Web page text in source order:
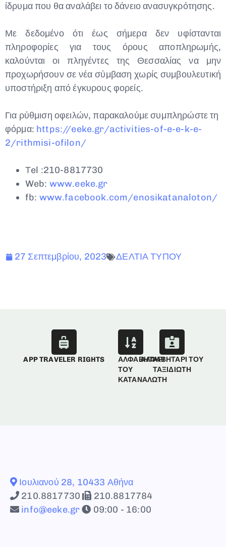
ίδρυμα που θα αναλάβει το δάνειο ανασυγκρότησης.
Με δεδομένο ότι έως σήμερα δεν υφίστανται
πληροφορίες για τους όρους αποπληρωμής,
καλούνται οι πληγέντες της Θεσσαλίας να μην
προχωρήσουν σε νέα σύμβαση χωρίς συμβουλευτική
υποστήριξη από έγκυρους φορείς.
Για ρύθμιση οφειλών, παρακαλούμε συμπληρώστε τη
φόρμα: https://eeke.gr/activities-of-e-e-k-e-
2/rithmisi-ofilon/
Τel :210-8817730
Web: www.eeke.gr
fb: www.facebook.com/enosikatanaloton/
27 Σεπτεμβρίου, 2023 ΔΕΛΤΙΑ ΤΥΠΟΥ
APP TRAVELER RIGHTS
ΑΛΦΑΒΗΤΑΡΙ
ΤΟΥ
ΚΑΤΑΝΑΛΩΤΗ
ΑΛΦΑΒΗΤΑΡΙ ΤΟΥ
ΤΑΞΙΔΙΩΤΗ
Ιουλιανού 28, 10433 Αθήνα
210.8817730
210.8817784
info@eeke.gr
09:00 - 16:00